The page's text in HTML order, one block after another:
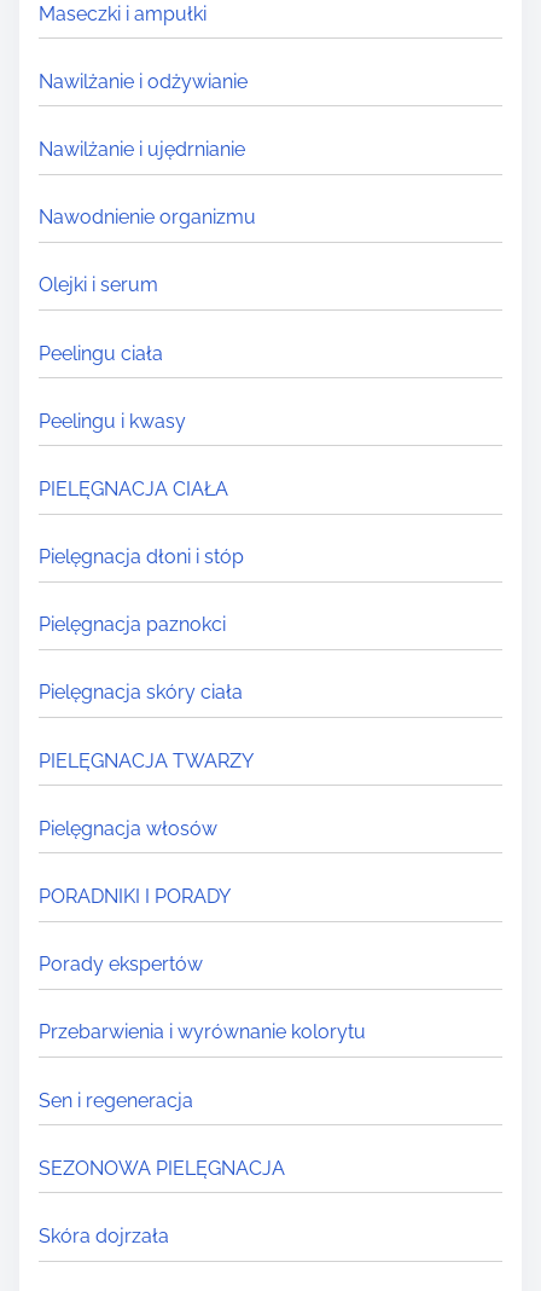
Maseczki i ampułki
Nawilżanie i odżywianie
Nawilżanie i ujędrnianie
Nawodnienie organizmu
Olejki i serum
Peelingu ciała
Peelingu i kwasy
PIELĘGNACJA CIAŁA
Pielęgnacja dłoni i stóp
Pielęgnacja paznokci
Pielęgnacja skóry ciała
PIELĘGNACJA TWARZY
Pielęgnacja włosów
PORADNIKI I PORADY
Porady ekspertów
Przebarwienia i wyrównanie kolorytu
Sen i regeneracja
SEZONOWA PIELĘGNACJA
Skóra dojrzała